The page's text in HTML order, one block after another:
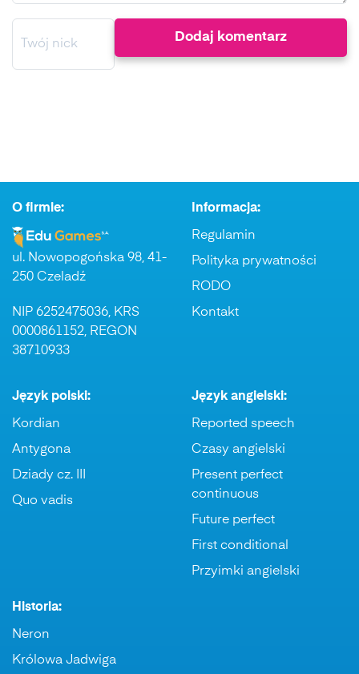
O firmie:
ul. Nowopogońska 98, 41-
250 Czeladź
NIP 6252475036, KRS
0000861152, REGON
38710933
Informacja:
Regulamin
Polityka prywatności
RODO
Kontakt
Język polski:
Kordian
Antygona
Dziady cz. III
Quo vadis
Język angielski:
Reported speech
Czasy angielski
Present perfect
continuous
Future perfect
First conditional
Przyimki angielski
Historia:
Neron
Królowa Jadwiga